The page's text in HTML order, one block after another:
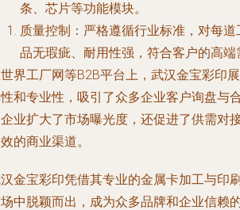
条、芯片等功能模块。
质量控制 ：严格遵循行业标准，对每
品无瑕疵、耐用性强，符合客户的高端
界工厂网等B2B平台上，武汉金宝彩印
和专业性，吸引了众多企业客户询盘与
业扩大了市场曝光度，还促进了供需对
的商业渠道。
金宝彩印凭借其专业的金属卡加工与印
中脱颖而出，成为众多品牌和企业信赖